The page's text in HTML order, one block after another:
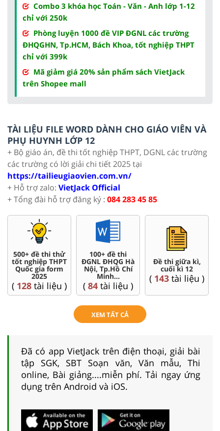
Combo 3 khóa học Toán - Văn - Anh lớp 1-12
chỉ với 250k
Phòng luyện 1000 đề VIP ĐGNL các trường
ĐHQGHN, Tp.HCM, Bách Khoa, tốt nghiệp THPT
chỉ với 399k
Mã giảm giá 20% sản phẩm sách VietJack
trên Shopee mall
TÀI LIỆU FILE WORD DÀNH CHO GIÁO VIÊN VÀ
PHỤ HUYNH LỚP 12
+ Bộ giáo án, đề thi tốt nghiệp THPT, DGNL các trường
các trường có lời giải chi tiết 2025 tại
https://tailieugiaovien.com.vn/
+ Hỗ trợ zalo: VietJack Official
+ Tổng đài hỗ trợ đăng ký : 084 283 45 85
500+ đề thi thử
tốt nghiệp THPT
Quốc gia form
2025
( 128 tài liệu )
100+ đề thi
ĐGNL ĐHQG Hà
Nội, Tp.Hồ Chí
Minh...
( 84 tài liệu )
Đề thi giữa kì,
cuối kì 12
( 143 tài liệu )
XEM TẤT CẢ
Đã có app VietJack trên điện thoại, giải bài
tập SGK, SBT Soạn văn, Văn mẫu, Thi
online, Bài giảng....miễn phí. Tải ngay ứng
dụng trên Android và iOS.